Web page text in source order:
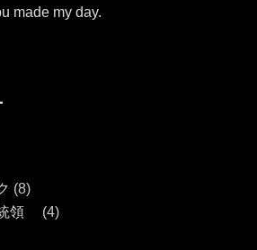
made my day.
(8)
領
(4)